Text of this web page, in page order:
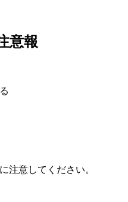
意報
注意してください。